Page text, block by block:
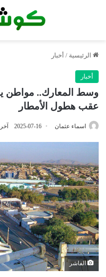
الرئيسية / أخبار
أخبار
وسط المعارك.. مواطن
عقب هطول الأمطار
اسماء عثمان 2025-07-16 آخر
الفاشر